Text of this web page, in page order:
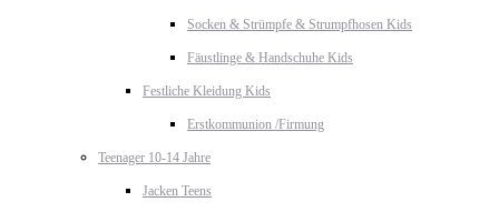
Socken & Strümpfe & Strumpfhosen Kids
Fäustlinge & Handschuhe Kids
Festliche Kleidung Kids
Erstkommunion /Firmung
Teenager 10-14 Jahre
Jacken Teens